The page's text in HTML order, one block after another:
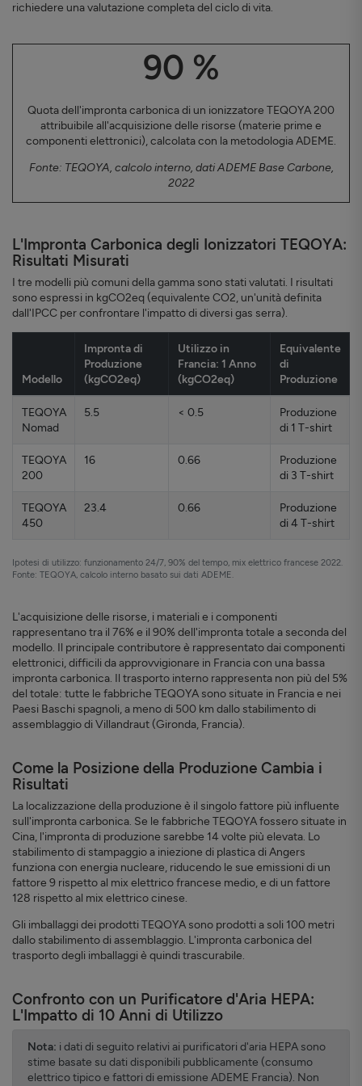
richiedere una valutazione completa del ciclo di vita.
90 %
Quota dell'impronta carbonica di un ionizzatore TEQOYA 200
attribuibile all'acquisizione delle risorse (materie prime e
componenti elettronici), calcolata con la metodologia ADEME.
Fonte: TEQOYA, calcolo interno, dati ADEME Base Carbone,
2022
L'Impronta Carbonica degli Ionizzatori TEQOYA:
Risultati Misurati
I tre modelli più comuni della gamma sono stati valutati. I risultati
sono espressi in kgCO2eq (equivalente CO2, un'unità definita
dall'IPCC per confrontare l'impatto di diversi gas serra).
Modello
Impronta di
Produzione
(kgCO2eq)
Utilizzo in
Francia: 1 Anno
(kgCO2eq)
Equivalente
di
Produzione
TEQOYA
Nomad
5.5 < 0.5
Produzione
di 1 T-shirt
TEQOYA
200
16 0.66
Produzione
di 3 T-shirt
TEQOYA
450
23.4 0.66
Produzione
di 4 T-shirt
Ipotesi di utilizzo: funzionamento 24/7, 90% del tempo, mix elettrico francese 2022.
Fonte: TEQOYA, calcolo interno basato sui dati ADEME.
L'acquisizione delle risorse, i materiali e i componenti
rappresentano tra il 76% e il 90% dell'impronta totale a seconda del
modello. Il principale contributore è rappresentato dai componenti
elettronici, difficili da approvvigionare in Francia con una bassa
impronta carbonica. Il trasporto interno rappresenta non più del 5%
del totale: tutte le fabbriche TEQOYA sono situate in Francia e nei
Paesi Baschi spagnoli, a meno di 500 km dallo stabilimento di
assemblaggio di Villandraut (Gironda, Francia).
Come la Posizione della Produzione Cambia i
Risultati
La localizzazione della produzione è il singolo fattore più influente
sull'impronta carbonica. Se le fabbriche TEQOYA fossero situate in
Cina, l'impronta di produzione sarebbe 14 volte più elevata. Lo
stabilimento di stampaggio a iniezione di plastica di Angers
funziona con energia nucleare, riducendo le sue emissioni di un
fattore 9 rispetto al mix elettrico francese medio, e di un fattore
128 rispetto al mix elettrico cinese.
Gli imballaggi dei prodotti TEQOYA sono prodotti a soli 100 metri
dallo stabilimento di assemblaggio. L'impronta carbonica del
trasporto degli imballaggi è quindi trascurabile.
Confronto con un Purificatore d'Aria HEPA:
L'Impatto di 10 Anni di Utilizzo
Nota: i dati di seguito relativi ai purificatori d'aria HEPA sono
stime basate su dati disponibili pubblicamente (consumo
elettrico tipico e fattori di emissione ADEME Francia). Non